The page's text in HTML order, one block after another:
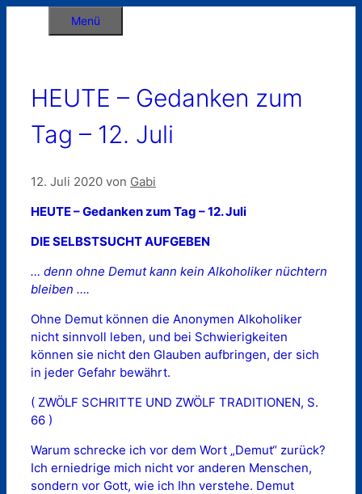
Menü
HEUTE – Gedanken zum
Tag – 12. Juli
12. Juli 2020 von Gabi
HEUTE – Gedanken zum Tag – 12. Juli
DIE SELBSTSUCHT AUFGEBEN
… denn ohne Demut kann kein Alkoholiker nüchtern
bleiben ….
Ohne Demut können die Anonymen Alkoholiker
nicht sinnvoll leben, und bei Schwierigkeiten
können sie nicht den Glauben aufbringen, der sich
in jeder Gefahr bewährt.
( ZWÖLF SCHRITTE UND ZWÖLF TRADITIONEN, S.
66 )
Warum schrecke ich vor dem Wort „Demut“ zurück?
Ich erniedrige mich nicht vor anderen Menschen,
sondern vor Gott, wie ich Ihn verstehe. Demut